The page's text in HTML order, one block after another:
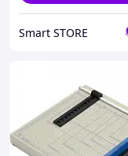
Smart STORE